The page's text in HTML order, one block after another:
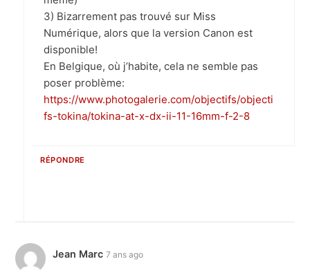
3) Bizarrement pas trouvé sur Miss
Numérique, alors que la version Canon est
disponible!
En Belgique, où j’habite, cela ne semble pas
poser problème:
https://www.photogalerie.com/objectifs/objecti
fs-tokina/tokina-at-x-dx-ii-11-16mm-f-2-8
RÉPONDRE
Jean Marc 7 ans ago